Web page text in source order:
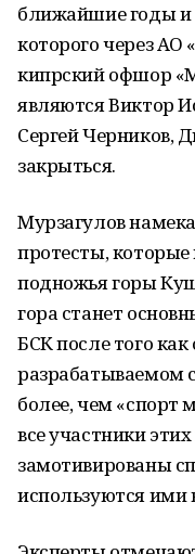
ближайшие годы и
которого через
кипрский офшор
являются Виктор
Сергей Черников,
закрыться.
Мурзагулов
протесты, которые
подножья горы
гора станет
БСК после того
разрабатываемом
более, чем «спорт
все участники
замотивированы
используются ими